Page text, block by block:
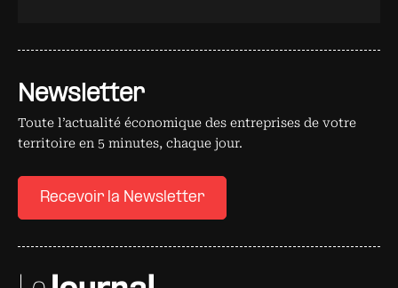
Newsletter
Toute l’actualité économique des entreprises de votre
territoire en 5 minutes, chaque jour.
Recevoir la Newsletter